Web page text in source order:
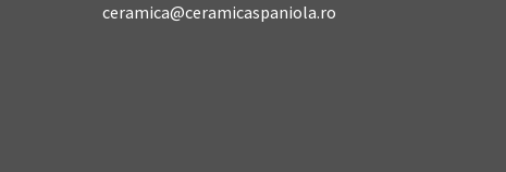
ceramica@ceramicaspaniola.ro